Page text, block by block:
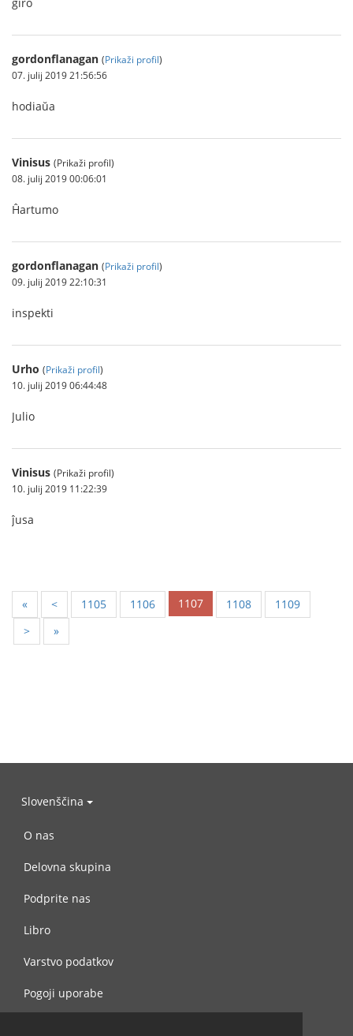
gordonflanagan (Prikaži profil)
07. julij 2019 21:56:56
hodiaŭa
Vinisus (Prikaži profil)
08. julij 2019 00:06:01
Ĥartumo
gordonflanagan (Prikaži profil)
09. julij 2019 22:10:31
inspekti
Urho (Prikaži profil)
10. julij 2019 06:44:48
Julio
Vinisus (Prikaži profil)
10. julij 2019 11:22:39
ĵusa
« < 1105 1106 1107 1108
1109
>
»
Slovenščina
O nas
Delovna skupina
Podprite nas
Libro
Varstvo podatkov
Pogoji uporabe